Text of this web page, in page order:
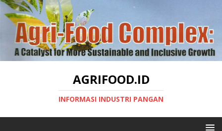
AGRIFOOD.ID
INFORMASI INDUSTRI PANGAN